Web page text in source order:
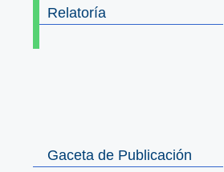
Relatoría
Gaceta de Publicación